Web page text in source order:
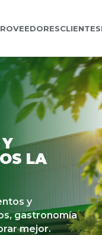
CLIENTES
LA
y
gastronomía
mejor.